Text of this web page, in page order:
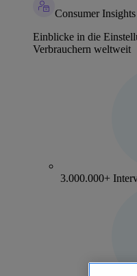
Consumer Insights
Einblicke in die
Verbrauchern weltweit
3.000.000+